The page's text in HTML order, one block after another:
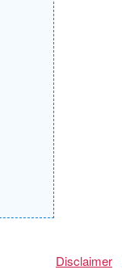
Disclaimer